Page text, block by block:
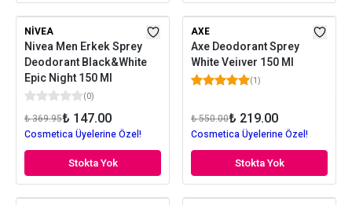
NIVEA
Nivea Men Erkek Sprey
Deodorant Black&White
Epic Night 150 Ml
(0)
₺ 369.95₺ 147.00
Cosmetica Üyelerine Özel!
Stokta Yok
AXE
Axe Deodorant Sprey
White Veiıver 150 Ml
(1)
₺ 550.00₺ 219.00
Cosmetica Üyelerine Özel!
Stokta Yok